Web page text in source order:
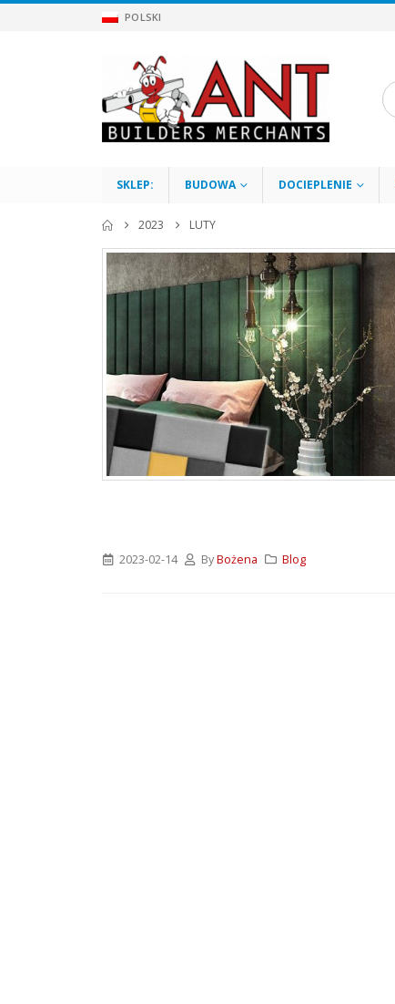
POLSKI
SKLEP: BUDOWA DOCIEPLENIE
2023 LUTY
2023-02-14 ByBożena Blog
ATLAS M-SYSTEM 3G –
nowoczesny system
montażu płyt G-K i OSB
rodzaje i zastosowanie
2026-07-27